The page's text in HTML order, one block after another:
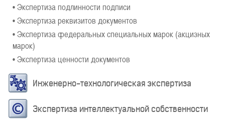
• Экспертиза подлинности подписи
• Экспертиза реквизитов документов
• Экспертиза федеральных специальных марок (акцизных
марок)
• Экспертиза ценности документов
Инженерно-технологическая экспертиза
Экспертиза интеллектуальной собственности